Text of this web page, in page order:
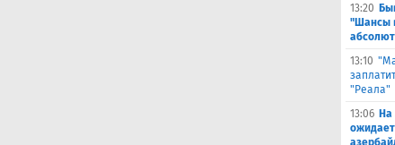
13:20
"Шансы
13:10
"Реала"
13:06